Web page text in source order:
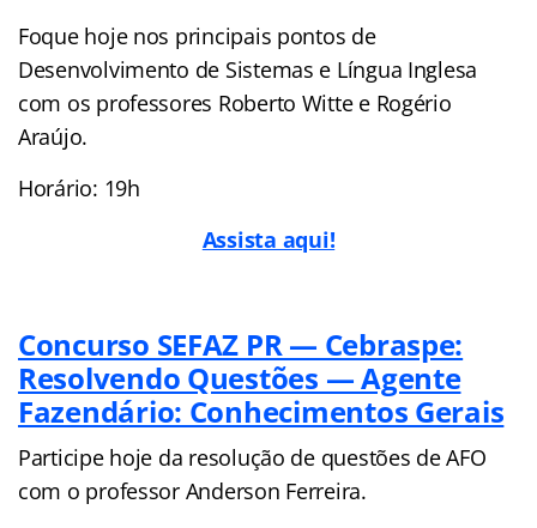
Foque hoje nos principais pontos de
Desenvolvimento de Sistemas e Língua Inglesa
com os professores Roberto Witte e Rogério
Araújo.
Horário: 19h
Assista aqui!
Concurso SEFAZ PR — Cebraspe:
Resolvendo Questões — Agente
Fazendário: Conhecimentos Gerais
Participe hoje da resolução de questões de AFO
com o professor Anderson Ferreira.